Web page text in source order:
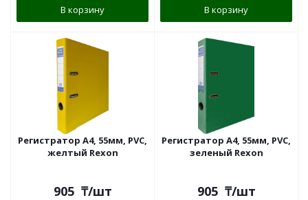
В корзину В корзину
Регистратор A4, 55мм, PVC,
желтый Rexon
905 ₸/шт
Регистратор A4, 55мм, PVC,
зеленый Rexon
905 ₸/шт